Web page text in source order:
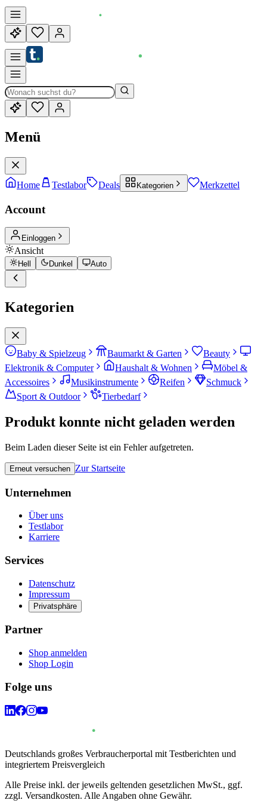
Menü
Home Testlabor Deals Kategorien Merkzettel
Account
Einloggen
Ansicht
Hell Dunkel Auto
Kategorien
Baby & Spielzeug Baumarkt & Garten
Beauty
Elektronik & Computer
Haushalt & Wohnen
Möbel &
Accessoires
Musikinstrumente Reifen
Schmuck
Sport & Outdoor
Tierbedarf
Produkt konnte nicht geladen werden
Beim Laden dieser Seite ist ein Fehler aufgetreten.
Erneut versuchen Zur Startseite
Unternehmen
Über uns
Testlabor
Karriere
Services
Datenschutz
Impressum
Privatsphäre
Partner
Shop anmelden
Shop Login
Folge uns
Deutschlands großes Verbraucherportal mit Testberichten und
integriertem Preisvergleich
Alle Preise inkl. der jeweils geltenden gesetzlichen MwSt., ggf.
zzgl. Versandkosten. Alle Angaben ohne Gewähr.